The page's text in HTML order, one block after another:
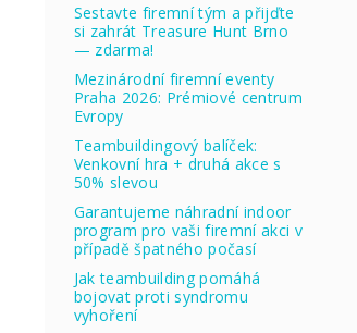
Sestavte firemní tým a přijďte
si zahrát Treasure Hunt Brno
— zdarma!
Mezinárodní firemní eventy
Praha 2026: Prémiové centrum
Evropy
Teambuildingový balíček:
Venkovní hra + druhá akce s
50% slevou
Garantujeme náhradní indoor
program pro vaši firemní akci v
případě špatného počasí
Jak teambuilding pomáhá
bojovat proti syndromu
vyhoření